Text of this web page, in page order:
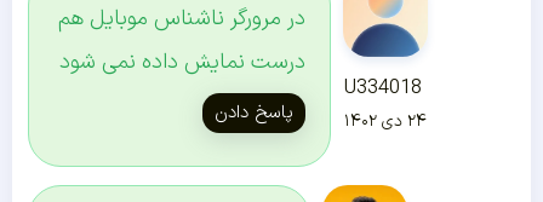
U334018
۲۴ دی ۱۴۰۲
در مرورگر ناشناس موبایل هم
درست نمایش داده نمی شود
پاسخ دادن